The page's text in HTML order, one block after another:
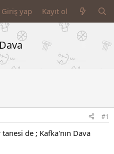
Giriş yap Kayıt ol
#1
de ; Kafka'nın Dava